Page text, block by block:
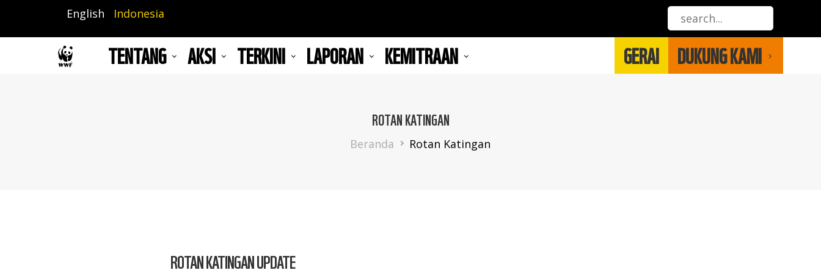
isi
English Indonesia
TENTANG AKSI TERKINI LAPORAN KEMITRAAN GERAI DUKUNG KAMI
ROTAN KATINGAN
Breadcrumb
Beranda Rotan Katingan
ROTAN KATINGAN UPDATE